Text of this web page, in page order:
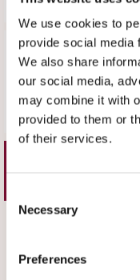
We use cookies to
provide social media
We also share
our social media,
may combine it with
provided to them or
of their services.
Selection
Necessary
Preferences